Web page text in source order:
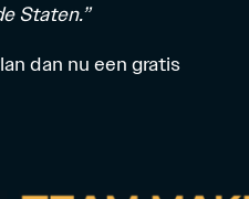
Staten.”
dan nu een gratis